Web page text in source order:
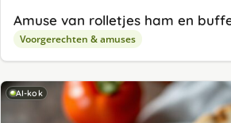
Amuse van rolletjes ham en
Voorgerechten & amuses
AI-kok